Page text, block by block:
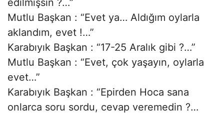
edilmişsin ?…”
Mutlu Başkan : “Evet ya… Aldığım oylarla
aklandım, evet !…”
Karabıyık Başkan : “17-25 Aralık gibi ?…”
Mutlu Başkan : “Evet, çok yaşayın, oylarla
evet…”
Karabıyık Başkan : “Epirden Hoca sana
onlarca soru sordu, cevap veremedin ?…